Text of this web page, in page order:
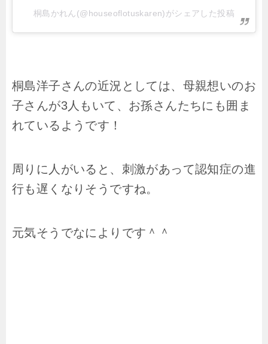
桐島かれん(@houseoflotuskaren)がシェアした投稿
桐島洋子さんの近況としては、母親想いのお
子さんが3人もいて、お孫さんたちにも囲ま
れているようです！
周りに人がいると、刺激があって認知症の進
行も遅くなりそうですね。
元気そうでなによりです＾＾